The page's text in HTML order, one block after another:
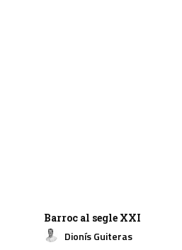
Barroc al segle XXI
Dionís Guiteras